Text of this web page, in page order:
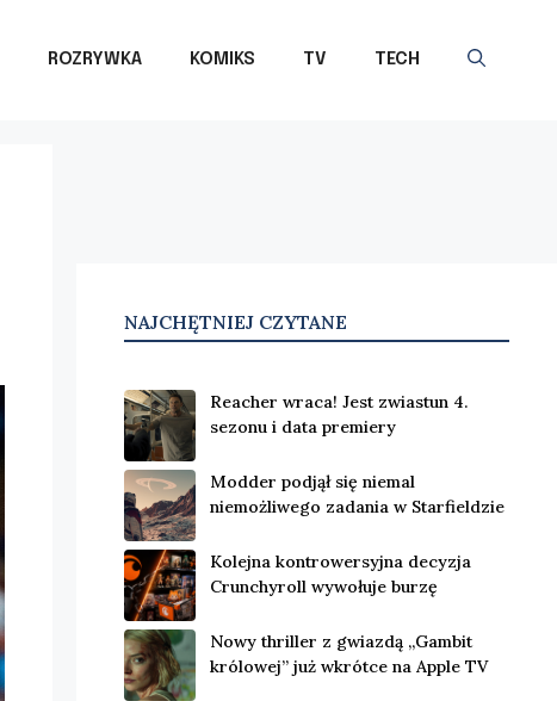
ROZRYWKA KOMIKS TV TECH
NAJCHĘTNIEJ CZYTANE
Reacher wraca! Jest zwiastun 4.
sezonu i data premiery
Modder podjął się niemal
niemożliwego zadania w Starfieldzie
Kolejna kontrowersyjna decyzja
Crunchyroll wywołuje burzę
Nowy thriller z gwiazdą „Gambit
królowej” już wkrótce na Apple TV